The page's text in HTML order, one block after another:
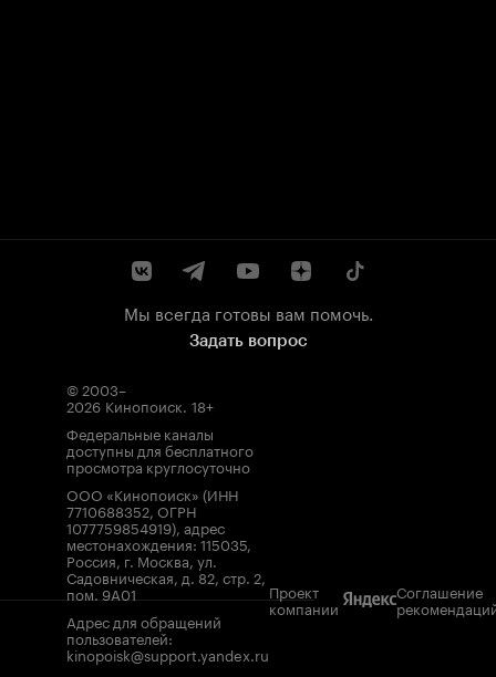
Мы всегда готовы вам помочь.
Задать вопрос
© 2003–
2026 Кинопоиск. 18+
Федеральные каналы
доступны для бесплатного
просмотра круглосуточно
ООО «Кинопоиск» (ИНН
7710688352, ОГРН
1077759854919), адрес
местонахождения: 115035,
Россия, г. Москва, ул.
Садовническая, д. 82, стр. 2,
пом. 9А01
Адрес для обращений
пользователей:
kinopoisk@support.yandex.ru
Проект
компании
Соглашение